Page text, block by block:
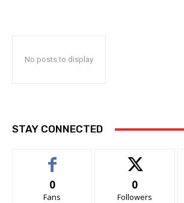
No posts to display
STAY CONNECTED
0
Fans
0
Followers